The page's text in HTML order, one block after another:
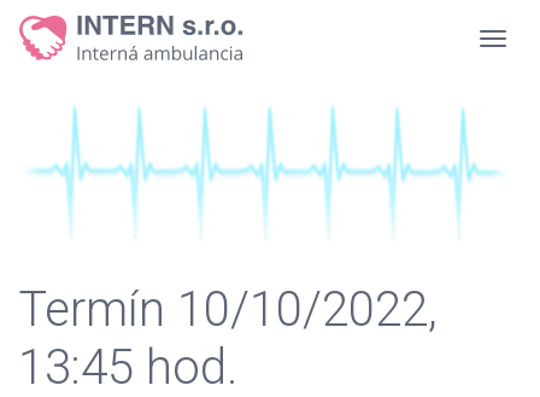
Termín 10/10/2022,
13:45 hod.